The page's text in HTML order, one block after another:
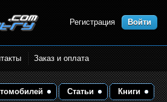
Регистрация Войти
Заказ и оплата
Статьи Книги